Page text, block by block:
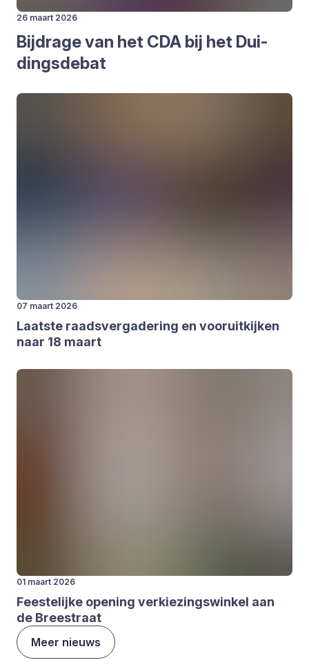
26 maart 2026
Bij­dra­ge van het CDA bij het Dui­
dings­de­bat
07 maart 2026
Laat­ste raads­ver­ga­de­ring en voor­uit­kij­ken
naar 18 maart
01 maart 2026
Fees­te­lij­ke ope­ning ver­kie­zings­win­kel aan
de Breestraat
Meer nieuws